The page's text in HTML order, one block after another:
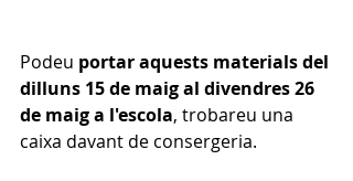
Podeu portar aquests materials del
dilluns 15 de maig al divendres 26
de maig a l'escola, trobareu una
caixa davant de consergeria.